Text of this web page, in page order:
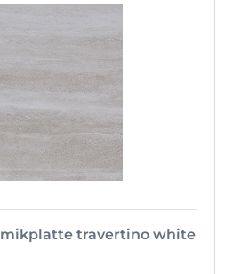
travertino white